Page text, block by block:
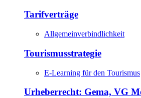
Tarifverträge
Allgemeinverbindlichkeit
Tourismusstrategie
E-Learning für den Tourismus
Urheberrecht: Gema, VG